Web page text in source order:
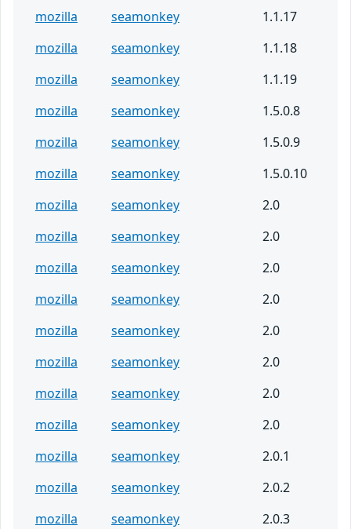
mozilla seamonkey
1.1.17
mozilla
seamonkey
1.1.18
mozilla
seamonkey
1.1.19
mozilla
seamonkey
1.5.0.8
mozilla
seamonkey
1.5.0.9
mozilla
seamonkey
1.5.0.10
mozilla
seamonkey
2.0
mozilla
seamonkey
2.0
mozilla
seamonkey
2.0
mozilla
seamonkey
2.0
mozilla
seamonkey
2.0
mozilla
seamonkey
2.0
mozilla
seamonkey
2.0
mozilla
seamonkey
2.0
mozilla
seamonkey
2.0.1
mozilla
seamonkey
2.0.2
mozilla
seamonkey
2.0.3